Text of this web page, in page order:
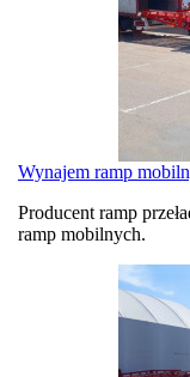
Wynajem ramp
Producent ramp
ramp mobilnych.